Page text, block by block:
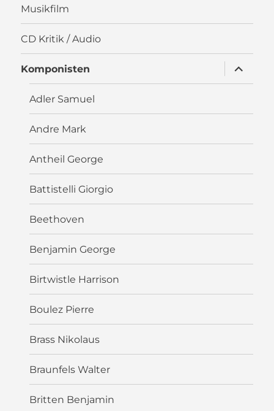
Musikfilm
CD Kritik / Audio
Komponisten
öffnen
Adler Samuel
Andre Mark
Antheil George
Battistelli Giorgio
Beethoven
Benjamin George
Birtwistle Harrison
Boulez Pierre
Brass Nikolaus
Braunfels Walter
Britten Benjamin